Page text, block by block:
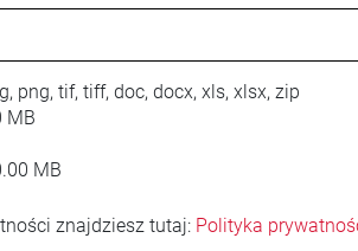
png, tif, tiff, doc, docx, xls, xlsx, zip
MB
MB
znajdziesz tutaj: Polityka